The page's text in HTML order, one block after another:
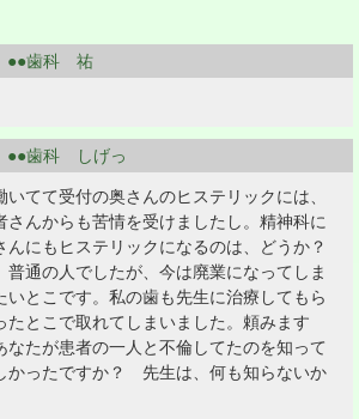
●●歯科 祐
●●歯科 しげっ
てて受付の奥さんのヒステリックには、
さんからも苦情を受けましたし。精神科に
んにもヒステリックになるのは、どうか？
普通の人でしたが、今は廃業になってしま
いとこです。私の歯も先生に治療してもら
たとこで取れてしまいました。頼みます
なたが患者の一人と不倫してたのを知って
かったですか？ 先生は、何も知らないか